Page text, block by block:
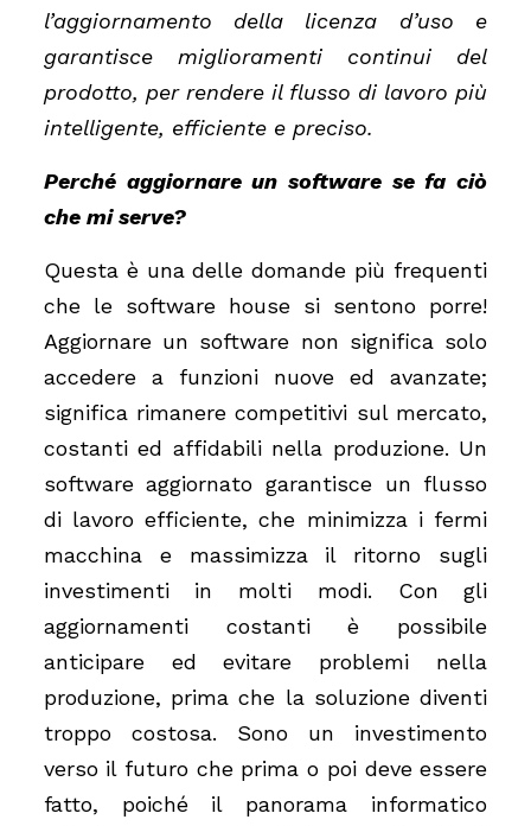
l’aggiornamento della licenza d’uso e
garantisce miglioramenti continui del
prodotto, per rendere il flusso di lavoro più
intelligente, efficiente e preciso.
Perché aggiornare un software se fa ciò
che mi serve?
Questa è una delle domande più frequenti
che le software house si sentono porre!
Aggiornare un software non significa solo
accedere a funzioni nuove ed avanzate;
significa rimanere competitivi sul mercato,
costanti ed affidabili nella produzione. Un
software aggiornato garantisce un flusso
di lavoro efficiente, che minimizza i fermi
macchina e massimizza il ritorno sugli
investimenti in molti modi. Con gli
aggiornamenti costanti è possibile
anticipare ed evitare problemi nella
produzione, prima che la soluzione diventi
troppo costosa. Sono un investimento
verso il futuro che prima o poi deve essere
fatto, poiché il panorama informatico